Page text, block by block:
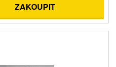
ZAKOUPIT